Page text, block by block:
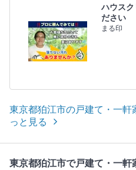
ハウスク
ださい
まる印
東京都狛江市の戸建て・一軒
っと見る
東京都狛江市で戸建て・一